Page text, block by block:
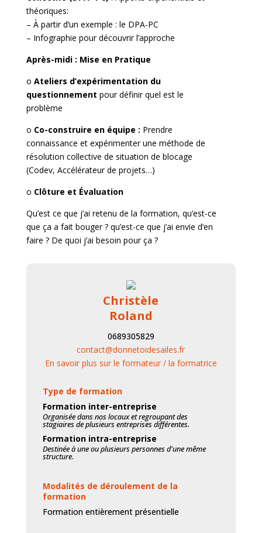
théoriques:
– À partir d’un exemple : le DPA-PC
– Infographie pour découvrir l’approche
Après-midi : Mise en Pratique
o Ateliers d’expérimentation du
questionnement pour définir quel est le
problème
o Co-construire en équipe : Prendre
connaissance et expérimenter une méthode de
résolution collective de situation de blocage
(Codev, Accélérateur de projets…)
o Clôture et Évaluation
Qu’est ce que j’ai retenu de la formation, qu’est-ce
que ça a fait bouger ? qu’est-ce que j’ai envie d’en
faire ? De quoi j’ai besoin pour ça ?
Christèle
Roland
0689305829
contact@donnetoidesailes.fr
En savoir plus sur le formateur / la formatrice
Type de formation
Formation inter-entreprise
Organisée dans nos locaux et regroupant des
stagiaires de plusieurs entreprises différentes.
Formation intra-entreprise
Destinée à une ou plusieurs personnes d'une même
structure.
Modalités de déroulement de la
formation
Formation entièrement présentielle